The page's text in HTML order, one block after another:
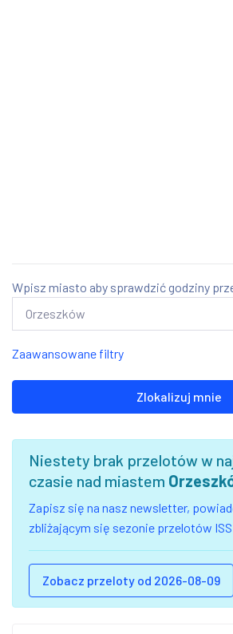
Wpisz miasto aby sprawdzić godziny
Zaawansowane filtry
Zlokalizuj mnie
Niestety brak przelotów w
czasie nad miastem
Zapisz się na nasz newsletter,
zbliżającym się sezonie przelotów
Zobacz przeloty od 2026-08-09